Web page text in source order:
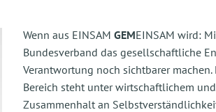
Wenn aus EINSAM GEMEINSAM wird:
Bundesverband das gesellschaftliche
Verantwortung noch sichtbarer
Bereich steht unter wirtschaftlichem
Zusammenhalt an